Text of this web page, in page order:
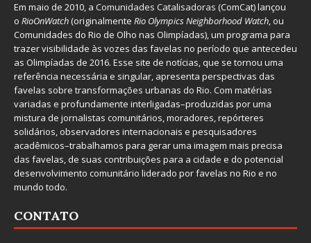
Em maio de 2010, a Comunidades Catalisadoras (ComCat) lançou
o RioOnWatch(originalmente Rio Olympics Neighborhood Watch, ou
Comunidades do Rio de Olho nas Olimpíadas), um programa para
trazer visibilidade às vozes das favelas no período que antecedeu
as Olimpíadas de 2016. Esse site de notícias, que se tornou uma
referência necessária e singular, apresenta perspectivas das
favelas sobre transformações urbanas do Rio. Com matérias
variadas e profundamente interligadas–produzidas por uma
mistura de jornalistas comunitários, moradores, repórteres
solidários, observadores internacionais e pesquisadores
acadêmicos–trabalhamos para gerar uma imagem mais precisa
das favelas, de suas contribuições para a cidade e do potencial
desenvolvimento comunitário liderado por favelas no Rio e no
mundo todo.
CONTATO